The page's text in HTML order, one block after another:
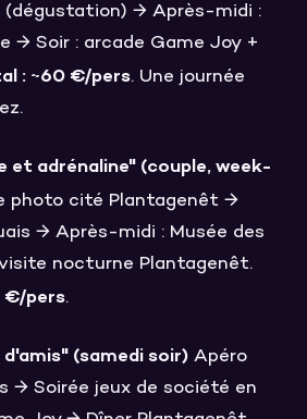
(dégustation) → Après-midi :
→ Soir : arcade Game Joy +
: ~60 €/pers. Une journée
et adrénaline" (couple, week-
photo cité Plantagenêt →
→ Après-midi : Musée des
nocturne Plantagenêt.
€/pers.
(samedi soir) Apéro
→ Soirée jeux de société en